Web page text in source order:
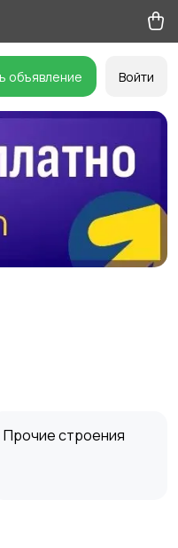
объявление Войти
Прочие строения